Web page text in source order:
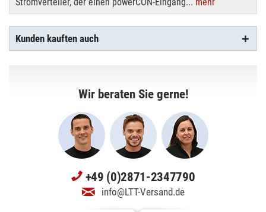
Kunden kauften auch
Wir beraten Sie gerne!
+49 (0)2871-2347790
info@LTT-Versand.de